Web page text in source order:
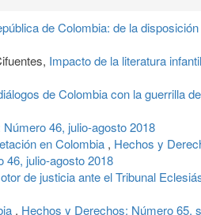
de Colombia: de la
Impacto de la literatura
de Colombia con la guerrilla
46, julio-agosto 2018
en Colombia , Hechos y
46, julio-agosto 2018
de justicia ante el Tribunal
, Hechos y Derechos: Número 65,